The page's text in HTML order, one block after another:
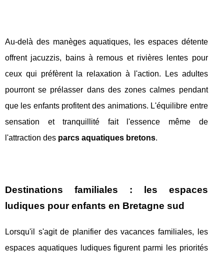
Au-delà des manèges aquatiques, les espaces détente
offrent jacuzzis, bains à remous et rivières lentes pour
ceux qui préfèrent la relaxation à l'action. Les adultes
pourront se prélasser dans des zones calmes pendant
que les enfants profitent des animations. L'équilibre entre
sensation et tranquillité fait l'essence même de
l'attraction des parcs aquatiques bretons.
Destinations familiales : les espaces
ludiques pour enfants en Bretagne sud
Lorsqu'il s'agit de planifier des vacances familiales, les
espaces aquatiques ludiques figurent parmi les priorités